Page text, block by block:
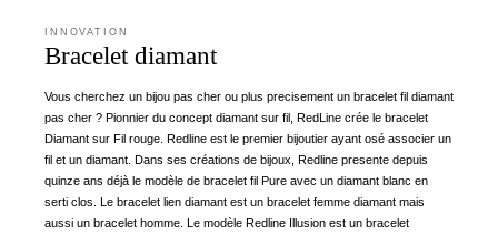
INNOVATION
Bracelet diamant
Vous cherchez un bijou pas cher ou plus precisement un bracelet fil diamant
pas cher ? Pionnier du concept diamant sur fil, RedLine crée le bracelet
Diamant sur Fil rouge. Redline est le premier bijoutier ayant osé associer un
fil et un diamant. Dans ses créations de bijoux, Redline presente depuis
quinze ans déjà le modèle de bracelet fil Pure avec un diamant blanc en
serti clos. Le bracelet lien diamant est un bracelet femme diamant mais
aussi un bracelet homme. Le modèle Redline Illusion est un bracelet